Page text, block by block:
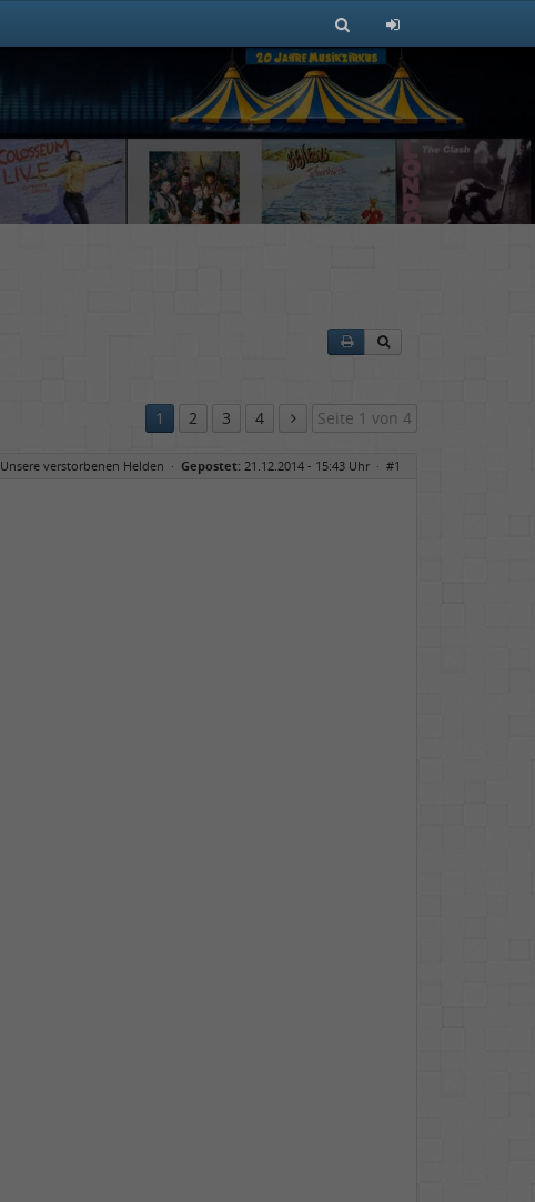
1 2 3 4 Seite 1 von 4
Unsere verstorbenen Helden · Gepostet: 21.12.2014 - 15:43 Uhr · #1